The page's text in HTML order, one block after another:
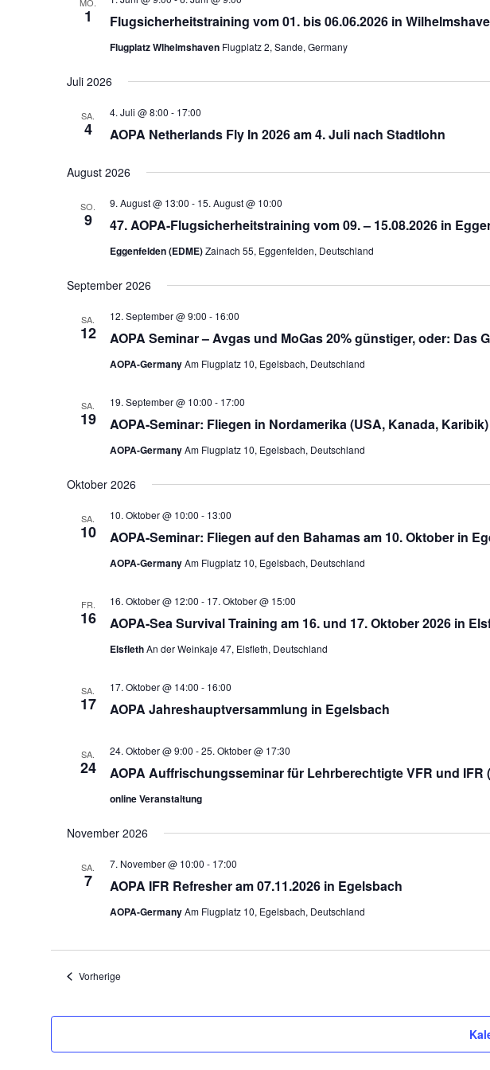
MO.
1 Flugsicherheitstraining vom 01. bis 06.06.2026 in
Flugplatz Wlhelmshaven Flugplatz 2, Sande, Germany
Juli 2026
SA.
4 AOPA Netherlands Fly In 2026 am 4. Juli nach Stadtlohn
4. Juli @ 8:00 - 17:00
August 2026
SO.
9 47. AOPA-Flugsicherheitstraining vom 09. – 15.08.2026 in
9. August @ 13:00 - 15. August @ 10:00
Eggenfelden (EDME)Zainach 55, Eggenfelden, Deutschland
September 2026
SA.
12 AOPA Seminar – Avgas und MoGas 20% günstiger, oder: Das
12. September @ 9:00 - 16:00
AOPA-GermanyAm Flugplatz 10, Egelsbach, Deutschland
SA.
19 AOPA-Seminar: Fliegen in Nordamerika (USA, Kanada, Karibik)
19. September @ 10:00 - 17:00
AOPA-GermanyAm Flugplatz 10, Egelsbach, Deutschland
Oktober 2026
SA.
10 AOPA-Seminar: Fliegen auf den Bahamas am 10. Oktober in
10. Oktober @ 10:00 - 13:00
AOPA-GermanyAm Flugplatz 10, Egelsbach, Deutschland
FR.
16 AOPA-Sea Survival Training am 16. und 17. Oktober 2026 in
16. Oktober @ 12:00 - 17. Oktober @ 15:00
ElsflethAn der Weinkaje 47, Elsfleth, Deutschland
SA.
17 AOPA Jahreshauptversammlung in Egelsbach
17. Oktober @ 14:00 - 16:00
SA.
24 AOPA Auffrischungsseminar für Lehrberechtigte VFR und IFR
24. Oktober @ 9:00 -25. Oktober @ 17:30
online Veranstaltung
November 2026
SA.
7 AOPA IFR Refresher am 07.11.2026 in Egelsbach
7. November @ 10:00 - 17:00
AOPA-GermanyAm Flugplatz 10, Egelsbach, Deutschland
VorherigeVeranstaltungen